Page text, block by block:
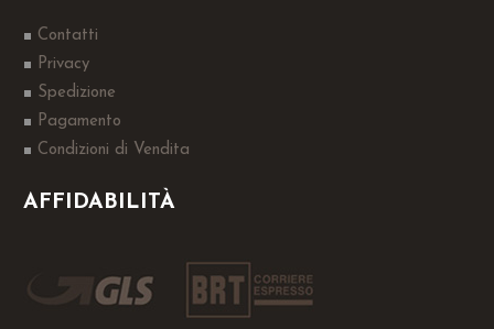
Contatti
Privacy
Spedizione
Pagamento
Condizioni di Vendita
AFFIDABILITÀ